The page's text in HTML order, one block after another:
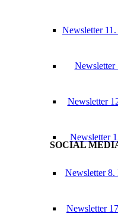
News­let­ter
News­let­ter
News­let­ter
News­let­ter
News­let­ter 8.
News­let­ter
SOCIAL